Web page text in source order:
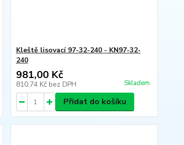
Kleště lisovací 97-32-240 - KN97-32-
240
981,00 Kč
810,74 Kč bez DPH Skladem
Přidat do košíku